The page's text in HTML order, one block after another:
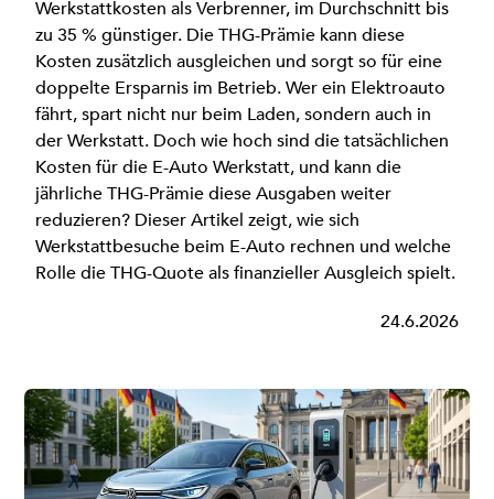
Werkstattkosten als Verbrenner, im Durchschnitt bis
zu 35 % günstiger. Die THG-Prämie kann diese
Kosten zusätzlich ausgleichen und sorgt so für eine
doppelte Ersparnis im Betrieb. Wer ein Elektroauto
fährt, spart nicht nur beim Laden, sondern auch in
der Werkstatt. Doch wie hoch sind die tatsächlichen
Kosten für die E-Auto Werkstatt, und kann die
jährliche THG-Prämie diese Ausgaben weiter
reduzieren? Dieser Artikel zeigt, wie sich
Werkstattbesuche beim E-Auto rechnen und welche
Rolle die THG-Quote als finanzieller Ausgleich spielt.
24.6.2026